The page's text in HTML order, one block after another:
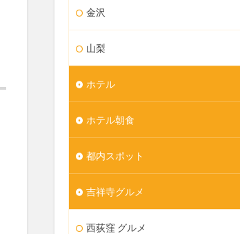
金沢
山梨
ホテル
ホテル朝食
都内スポット
吉祥寺グルメ
西荻窪 グルメ